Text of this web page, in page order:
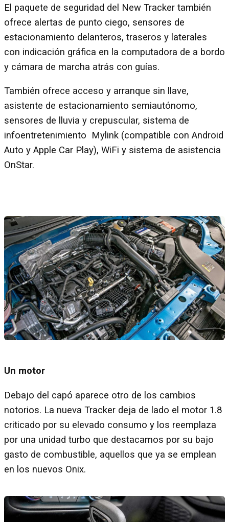
El paquete de seguridad del New Tracker también
ofrece alertas de punto ciego, sensores de
estacionamiento delanteros, traseros y laterales
con indicación gráfica en la computadora de a bordo
y cámara de marcha atrás con guías.
También ofrece acceso y arranque sin llave,
asistente de estacionamiento semiautónomo,
sensores de lluvia y crepuscular, sistema de
infoentretenimiento Mylink (compatible con Android
Auto y Apple Car Play), WiFi y sistema de asistencia
OnStar.
Un motor
Debajo del capó aparece otro de los cambios
notorios. La nueva Tracker deja de lado el motor 1.8
criticado por su elevado consumo y los reemplaza
por una unidad turbo que destacamos por su bajo
gasto de combustible, aquellos que ya se emplean
en los nuevos Onix.